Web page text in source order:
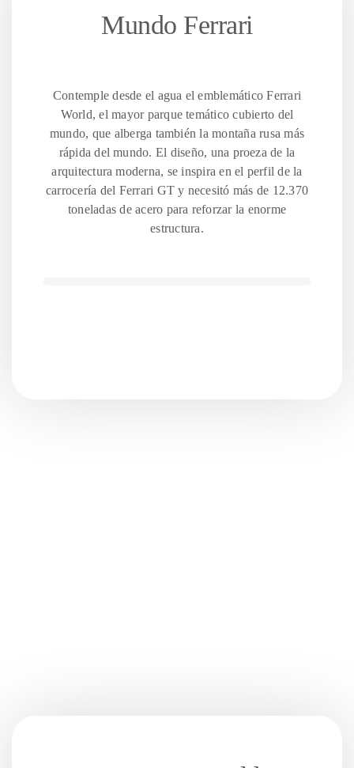
Mundo Ferrari
Contemple desde el agua el emblemático Ferrari
World, el mayor parque temático cubierto del
mundo, que alberga también la montaña rusa más
rápida del mundo. El diseño, una proeza de la
arquitectura moderna, se inspira en el perfil de la
carrocería del Ferrari GT y necesitó más de 12.370
toneladas de acero para reforzar la enorme
estructura.